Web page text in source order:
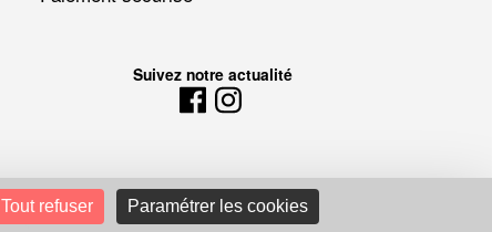
Suivez notre actualité
Tout refuser Paramétrer les cookies